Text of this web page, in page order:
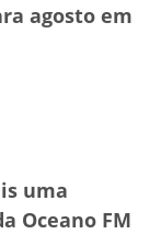
agosto em
uma
Oceano FM